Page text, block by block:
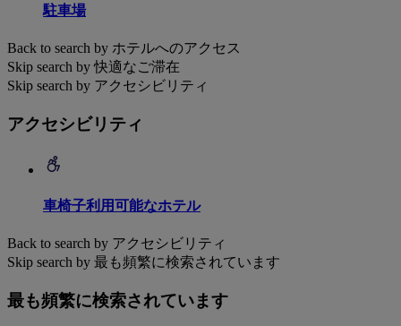
駐車場
Back to search by ホテルへのアクセス
Skip search by 快適なご滞在
Skip search by アクセシビリティ
アクセシビリティ
車椅子利用可能なホテル
Back to search by アクセシビリティ
Skip search by 最も頻繁に検索されています
最も頻繁に検索されています